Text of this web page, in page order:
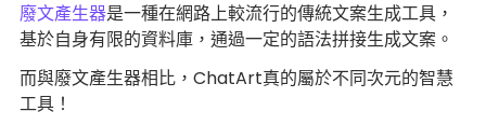
廢文產生器是一種在網路上較流行的傳統文案生成工具，
基於自身有限的資料庫，通過一定的語法拼接生成文案。
而與廢文產生器相比，ChatArt真的屬於不同次元的智慧
工具！